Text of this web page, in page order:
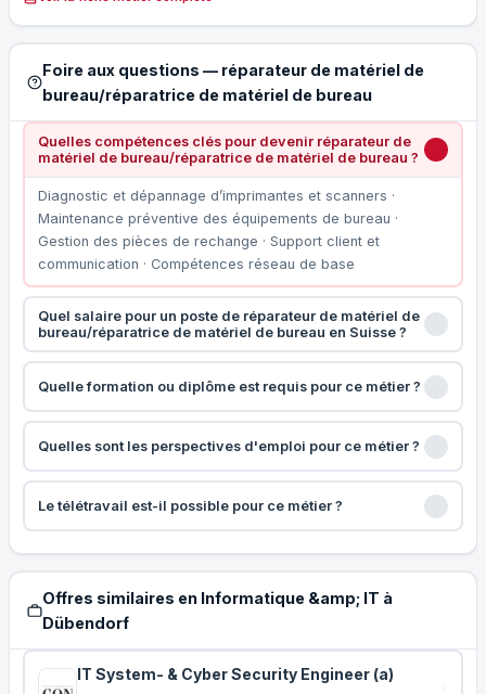
Foire aux questions — réparateur de matériel de
bureau/réparatrice de matériel de bureau
Quelles compétences clés pour devenir réparateur de
matériel de bureau/réparatrice de matériel de bureau ?
Diagnostic et dépannage d’imprimantes et scanners ·
Maintenance préventive des équipements de bureau ·
Gestion des pièces de rechange · Support client et
communication · Compétences réseau de base
Quel salaire pour un poste de réparateur de matériel de
bureau/réparatrice de matériel de bureau en Suisse ?
Quelle formation ou diplôme est requis pour ce métier ?
Quelles sont les perspectives d'emploi pour ce métier ?
Le télétravail est-il possible pour ce métier ?
Offres similaires en Informatique &amp; IT à
Dübendorf
IT System- & Cyber Security Engineer (a)